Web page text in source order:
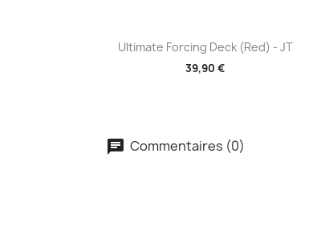
Aperçu rapide
Ultimate Forcing Deck (Red) - JT
39,90 €
Commentaires (0)